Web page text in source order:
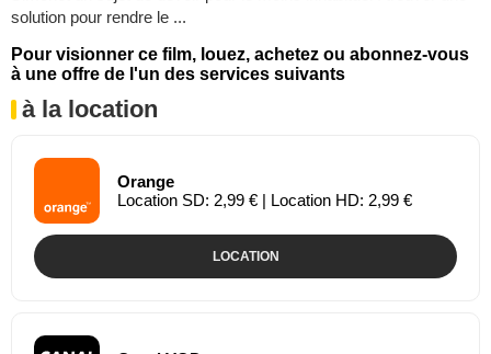
solution pour rendre le ...
Pour visionner ce film, louez, achetez ou abonnez-vous
à une offre de l'un des services suivants
à la location
Orange
Location SD: 2,99 € | Location HD: 2,99 €
LOCATION